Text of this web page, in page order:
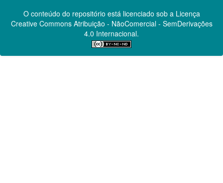
O conteúdo do repositório está licenciado sob a Licença
Creative CommonsAtribuição - NãoComercial - SemDerivações
4.0 Internacional.